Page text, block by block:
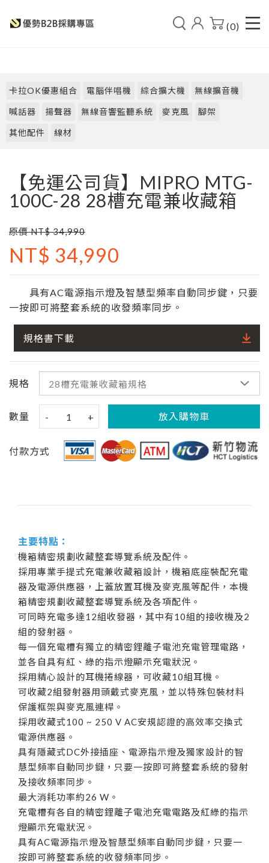
(0)
卡拉OK優惠組合 電腦伴唱機 綜合擴大機 無線擴音機
喊話器 揚聲器 無線音響監聽系統 麥克風 腳架
其他配件 線材
【免運公司貨】MIPRO MTG-
100C-28 28槽充電兼收藏箱
原價 NT$ 34,990
NT$ 34,990
具有AC電源指示燈及智慧型頻率自動同步鍵，只要
一按即可將整套系統的收發頻率同步。
規格書下載
規格
數量 - 1 + 放入購物車
付款方式
主要特點：
機箱精密規劃收藏整套導覽系統及配件。
採用專業手提式充電兼收藏箱設計，機箱底座裝配充電
器及電源供應器，上蓋放置耳機及麥克風等配件，本機
箱精密規劃收藏整套導覽系統及各項配件。
可同時充電多達12組收發器，其中有10組的接收機及2
組的發射器。
每一個充電槽有獨立的精密鋰離子電池充電管理電路，
並各自具有紅、綠的指示燈顯示充電狀況。
採用精心設計的耳機捲線器，可收藏10組耳機。
可收藏2組發射器用頭戴式麥克風，並以特殊包裝材料
保護框架與麥克風連桿。
採用收藏式100 ~ 250 V AC安規認證的高效率交換式
電源供應器。
具有隱藏式DC外接插座、電源指示燈及獨家設計的智
慧型頻率自動同步鍵，只要一按即可將整套系統的發射
及接收頻率同步。
最大消耗功率約26 W。
充電槽有各自的精密鋰離子電池充電電路及紅綠的指示
燈顯示充電狀況。
具有AC電源指示燈及智慧型頻率自動同步鍵，只要一
按即可將整套系統的收發頻率同步。